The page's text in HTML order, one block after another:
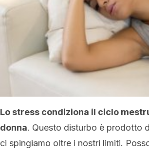
Lo stress condiziona il ciclo
donna. Questo disturbo è prodotto
ci spingiamo oltre i nostri limiti.